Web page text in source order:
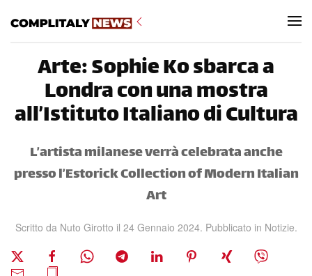
Arte: Sophie Ko sbarca a
Londra con una mostra
all’Istituto Italiano di Cultura
L’artista milanese verrà celebrata anche
presso l’Estorick Collection of Modern Italian
Art
Scritto da Nuto Girotto il 24 Gennaio 2024. Pubblicato in Notizie.